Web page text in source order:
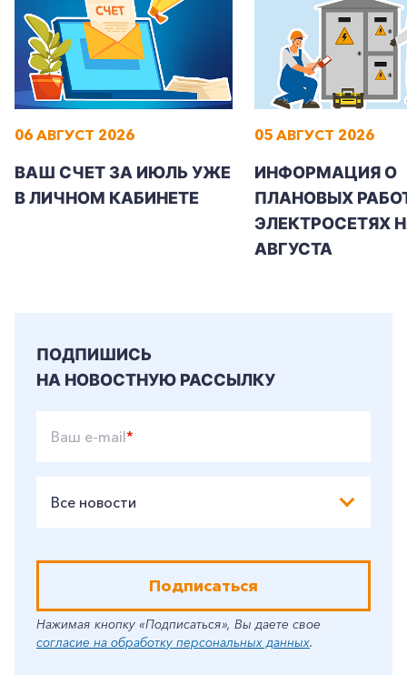
Заказать обратный звонок
06 АВГУСТ 2026
ВАШ СЧЕТ ЗА ИЮЛЬ УЖЕ
В ЛИЧНОМ КАБИНЕТЕ
05 АВГУСТ 2026
ИНФОРМАЦИЯ О
ПЛАНОВЫХ
ЭЛЕКТРОСЕТЯХ
АВГУСТА
ПОДПИШИСЬ
НА НОВОСТНУЮ РАССЫЛКУ
Ваш e-mail*
Все новости
Подписаться
Нажимая кнопку «Подписаться», Вы даете свое
согласие на обработку персональных данных.